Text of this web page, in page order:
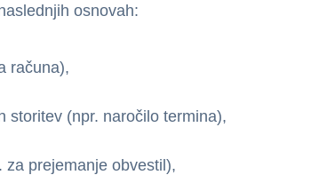
osnovah:
računa),
storitev (npr. naročilo termina),
za prejemanje obvestil),